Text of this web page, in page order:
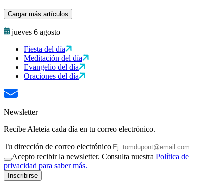
Cargar más artículos
jueves 6 agosto
Fiesta del día
Meditación del día
Evangelio del día
Oraciones del día
Newsletter
Recibe Aleteia cada día en tu correo electrónico.
Tu dirección de correo electrónico
Acepto recibir la newsletter. Consulta nuestra Política de
privacidad para saber más.
Inscribirse